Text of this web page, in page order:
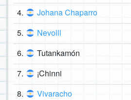
4. Johana Chaparro
5. Nevolll
6. Tutankamón
7. ¡Chinni
8. Vivaracho